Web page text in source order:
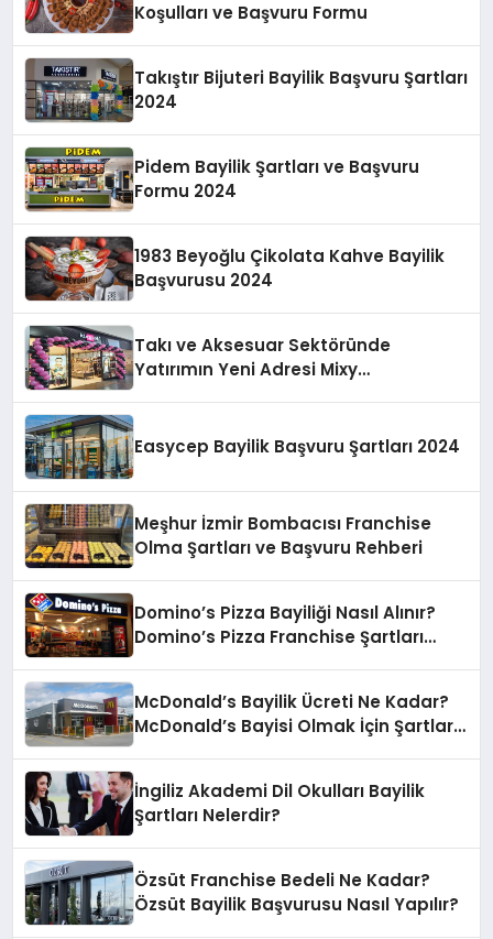
Koşulları ve Başvuru Formu
Takıştır Bijuteri Bayilik Başvuru Şartları
2024
Pidem Bayilik Şartları ve Başvuru
Formu 2024
1983 Beyoğlu Çikolata Kahve Bayilik
Başvurusu 2024
Takı ve Aksesuar Sektöründe
Yatırımın Yeni Adresi Mixy
Easycep Bayilik Başvuru Şartları 2024
Meşhur İzmir Bombacısı Franchise
Olma Şartları ve Başvuru Rehberi
Domino’s Pizza Bayiliği Nasıl Alınır?
Domino’s Pizza Franchise Şartları
McDonald’s Bayilik Ücreti Ne Kadar?
McDonald’s Bayisi Olmak İçin Şartlar
İngiliz Akademi Dil Okulları Bayilik
Şartları Nelerdir?
Özsüt Franchise Bedeli Ne Kadar?
Özsüt Bayilik Başvurusu Nasıl Yapılır?